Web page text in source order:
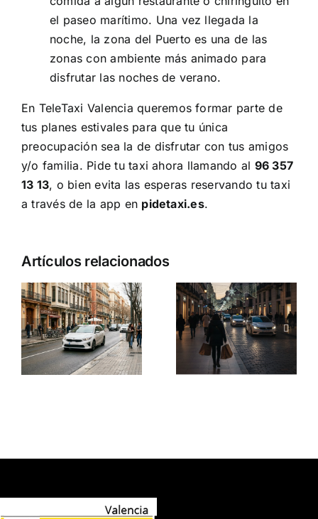
el paseo marítimo. Una vez llegada la
noche, la zona del Puerto es una de las
zonas con ambiente más animado para
disfrutar las noches de verano.
En TeleTaxi Valencia queremos formar parte de
tus planes estivales para que tu única
preocupación sea la de disfrutar con tus amigos
y/o familia. Pide tu taxi ahora llamando al 96 357
13 13, o bien evita las esperas reservando tu taxi
a través de la app en pidetaxi.es.
Artículos relacionados
Navidad en
Valencia y
movilidad:
una ciudad
que no se
Taxi en
Valencia:
septiembre
lleno de